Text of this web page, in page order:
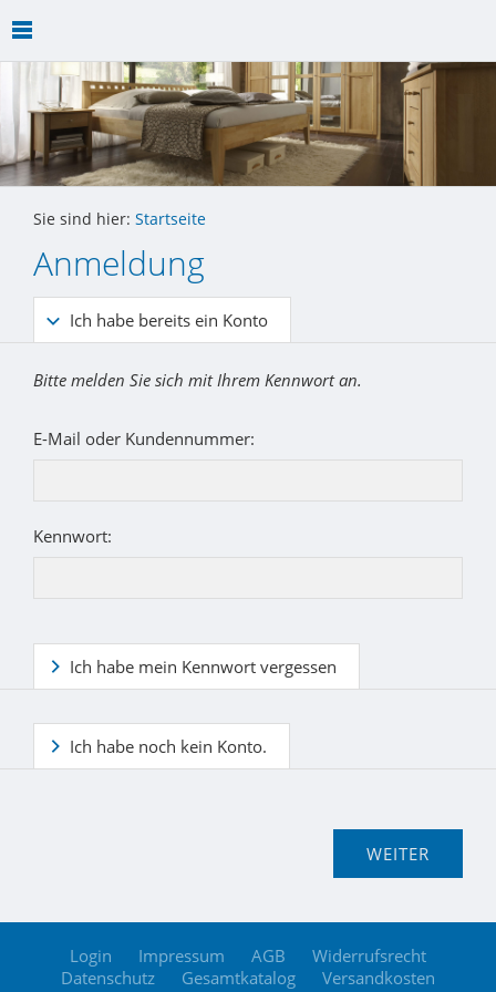
Sie sind hier: Startseite
Anmeldung
Ich habe bereits ein Konto
Bitte melden Sie sich mit Ihrem Kennwort an.
E-Mail oder Kundennummer:
Kennwort:
Ich habe mein Kennwort vergessen
Ich habe noch kein Konto.
Login Impressum AGB
Widerrufsrecht
Datenschutz
Gesamtkatalog
Versandkosten